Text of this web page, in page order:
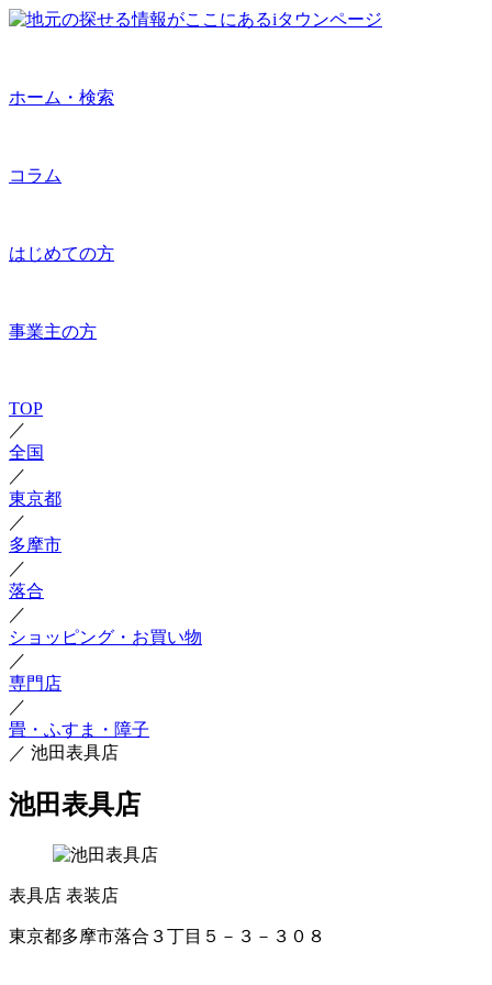
ホーム・検索
コラム
はじめての方
事業主の方
TOP
／
全国
／
東京都
／
多摩市
／
落合
／
ショッピング・お買い物
／
専門店
／
畳・ふすま・障子
／ 池田表具店
池田表具店
表具店 表装店
東京都多摩市落合３丁目５－３－３０８